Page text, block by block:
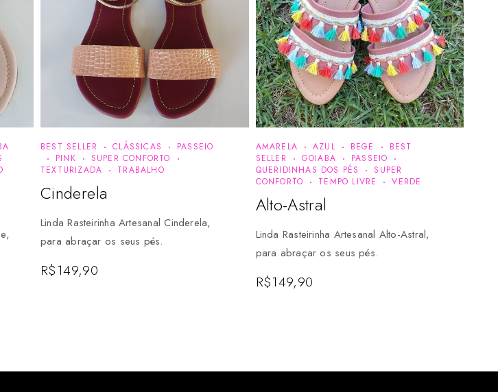
BEST SELLER CLÁSSICAS
PASSEIO
PINK
SUPER CONFORTO
TEXTURIZADA
TRABALHO
Cinderela
Linda Rasteirinha Artesanal Cinderela,
para abraçar os seus pés.
R$149,90
AMARELA AZUL BEGE
BEST
SELLER
GOIABA
PASSEIO
QUERIDINHAS DOS PÉS
SUPER
CONFORTO
TEMPO LIVRE VERDE
Alto-Astral
Linda Rasteirinha Artesanal Alto-Astral,
para abraçar os seus pés.
R$149,90